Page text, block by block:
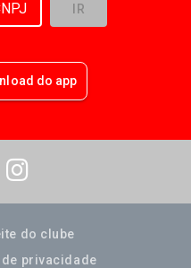
IR
do app
do clube
privacidade